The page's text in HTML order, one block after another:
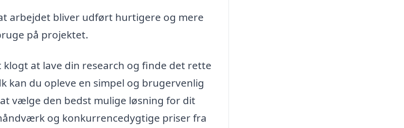
arbejdet bliver udført hurtigere og mere
på projektet.
at lave din research og finde det rette
du opleve en simpel og brugervenlig
vælge den bedst mulige løsning for dit
og konkurrencedygtige priser fra